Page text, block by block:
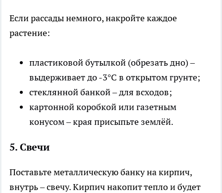
Если рассады немного, накройте каждое
растение:
пластиковой бутылкой (обрезать дно) –
выдерживает до -3°C в открытом грунте;
стеклянной банкой – для всходов;
картонной коробкой или газетным
конусом – края присыпьте землёй.
5. Свечи
Поставьте металлическую банку на кирпич,
внутрь – свечу. Кирпич накопит тепло и будет